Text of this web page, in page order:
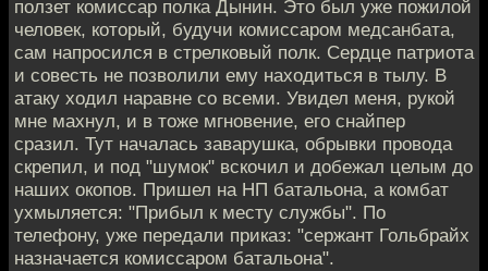
ползет комиссар полка Дынин. Это был уже пожилой
человек, который, будучи комиссаром медсанбата,
сам напросился в стрелковый полк. Сердце патриота
и совесть не позволили ему находиться в тылу. В
атаку ходил наравне со всеми. Увидел меня, рукой
мне махнул, и в тоже мгновение, его снайпер
сразил. Тут началась заварушка, обрывки провода
скрепил, и под "шумок" вскочил и добежал целым до
наших окопов. Пришел на НП батальона, а комбат
ухмыляется: "Прибыл к месту службы". По
телефону, уже передали приказ: "сержант Гольбрайх
назначается комиссаром батальона".